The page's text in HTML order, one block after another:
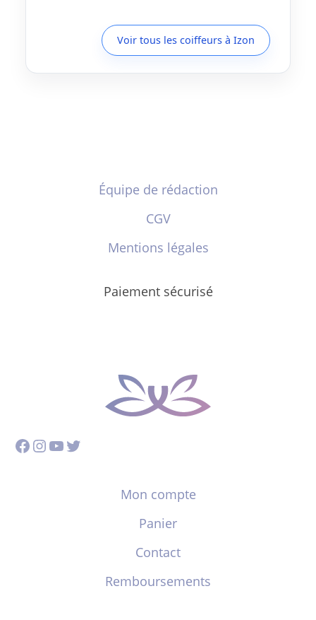
Voir tous les coiffeurs à Izon
Équipe de rédaction
CGV
Mentions légales
Paiement sécurisé
Facebook
Instagram
YouTube
Twitter
Mon compte
Panier
Contact
Remboursements